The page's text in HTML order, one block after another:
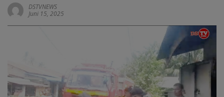
DSTVNEWS
Juni 15, 2025